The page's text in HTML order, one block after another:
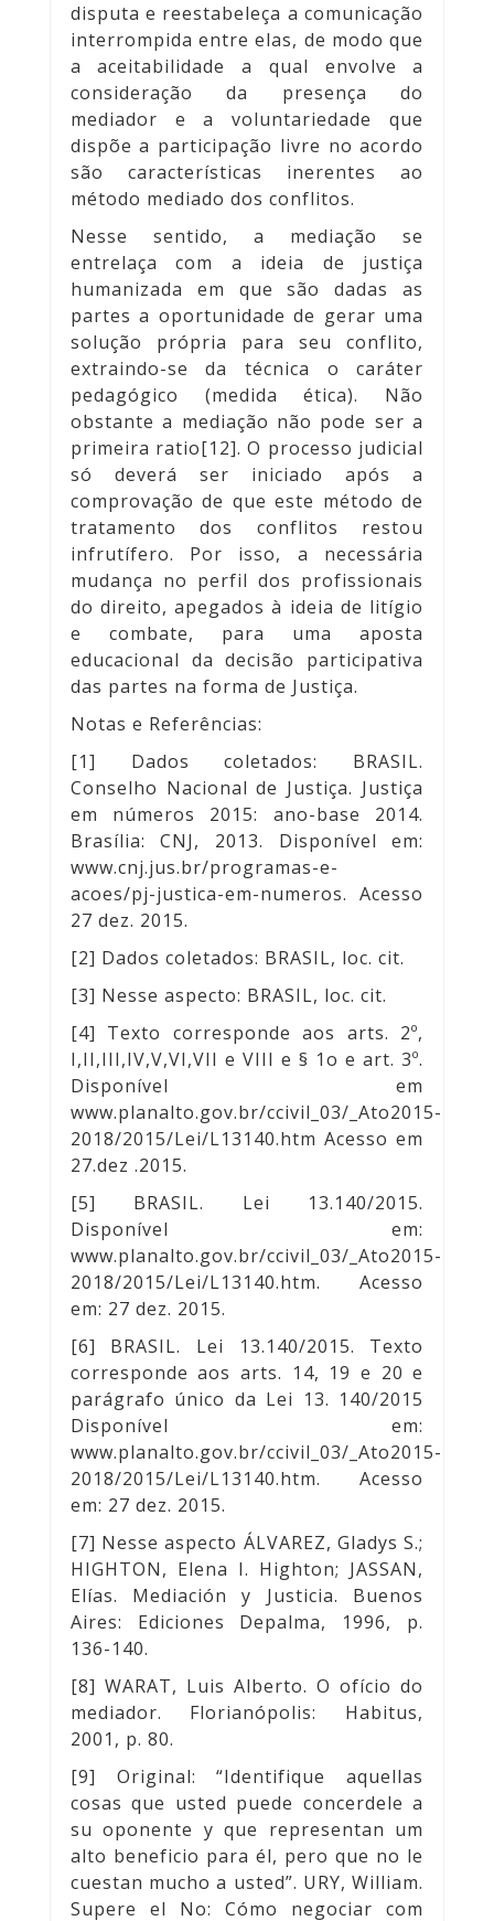
disputa e reestabeleça a comunicação
interrompida entre elas, de modo que
a aceitabilidade a qual envolve a
consideração da presença do
mediador e a voluntariedade que
dispõe a participação livre no acordo
são características inerentes ao
método mediado dos conflitos.
Nesse sentido, a mediação se
entrelaça com a ideia de justiça
humanizada em que são dadas as
partes a oportunidade de gerar uma
solução própria para seu conflito,
extraindo-se da técnica o caráter
pedagógico (medida ética). Não
obstante a mediação não pode ser a
primeira ratio[12]. O processo judicial
só deverá ser iniciado após a
comprovação de que este método de
tratamento dos conflitos restou
infrutífero. Por isso, a necessária
mudança no perfil dos profissionais
do direito, apegados à ideia de litígio
e combate, para uma aposta
educacional da decisão participativa
das partes na forma de Justiça.
Notas e Referências:
[1] Dados coletados: BRASIL.
Conselho Nacional de Justiça. Justiça
em números 2015: ano-base 2014.
Brasília: CNJ, 2013. Disponível em:
www.cnj.jus.br/programas-e-
acoes/pj-justica-em-numeros. Acesso
27 dez. 2015.
[2] Dados coletados: BRASIL, loc. cit.
[3] Nesse aspecto: BRASIL, loc. cit.
[4] Texto corresponde aos arts. 2º,
I,II,III,IV,V,VI,VII e VIII e § 1o e art. 3º.
Disponível em
www.planalto.gov.br/ccivil_03/_Ato2015-
2018/2015/Lei/L13140.htm Acesso em
27.dez .2015.
[5] BRASIL. Lei 13.140/2015.
Disponível em:
www.planalto.gov.br/ccivil_03/_Ato2015-
2018/2015/Lei/L13140.htm. Acesso
em: 27 dez. 2015.
[6] BRASIL. Lei 13.140/2015. Texto
corresponde aos arts. 14, 19 e 20 e
parágrafo único da Lei 13. 140/2015
Disponível em:
www.planalto.gov.br/ccivil_03/_Ato2015-
2018/2015/Lei/L13140.htm. Acesso
em: 27 dez. 2015.
[7] Nesse aspecto ÁLVAREZ, Gladys S.;
HIGHTON, Elena I. Highton; JASSAN,
Elías. Mediación y Justicia. Buenos
Aires: Ediciones Depalma, 1996, p.
136-140.
[8] WARAT, Luis Alberto. O ofício do
mediador. Florianópolis: Habitus,
2001, p. 80.
[9] Original: “Identifique aquellas
cosas que usted puede concerdele a
su oponente y que representan um
alto beneficio para él, pero que no le
cuestan mucho a usted”. URY, William.
Supere el No: Cómo negociar com